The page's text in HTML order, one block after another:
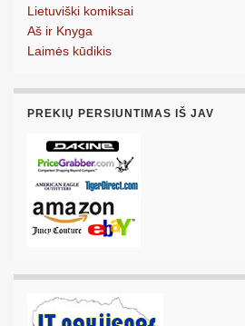
Lietuviški komiksai
Aš ir Knyga
Laimės kūdikis
PREKIŲ PERSIUNTIMAS IŠ JAV